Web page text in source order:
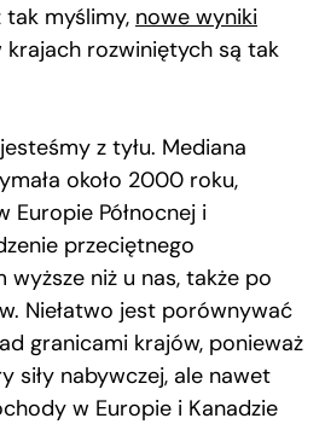
tak myślimy, nowe wyniki
krajach rozwiniętych są tak
z tyłu. Mediana
około 2000 roku,
Europie Północnej i
przeciętnego
niż u nas, także po
Niełatwo jest porównywać
granicami krajów, ponieważ
siły nabywczej, ale nawet
w Europie i Kanadzie